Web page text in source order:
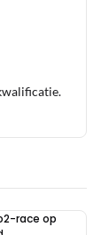
race op